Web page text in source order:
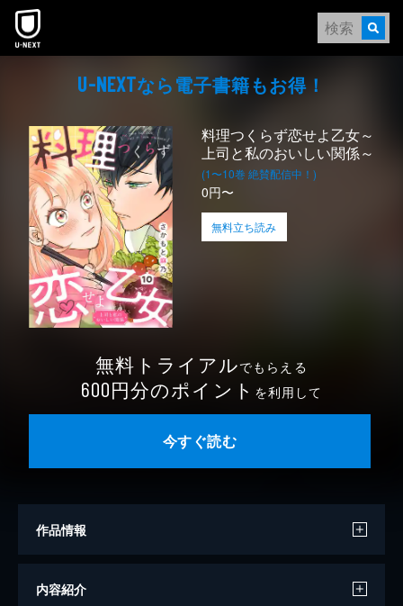
本文へスキップ
U-NEXTなら電⼦書籍もお得！
料理つくらず恋せよ乙女～
上司と私のおいしい関係～
(1〜10巻 絶賛配信中！)
0円〜
無料立ち読み
無料トライアルでもらえる
600円分のポイント を利用して
今すぐ読む
作品情報
著者
内容紹介